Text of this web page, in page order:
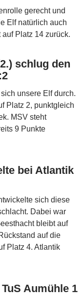
gerecht und
Elf natürlich auch
Platz 14 zurück.
schlug den
unsere Elf durch.
Platz 2, punktgleich
MSV steht
9 Punkte
bei Atlantik
sich diese
Dabei war
bleibt auf
auf die
Platz 4. Atlantik
Aumühle 1